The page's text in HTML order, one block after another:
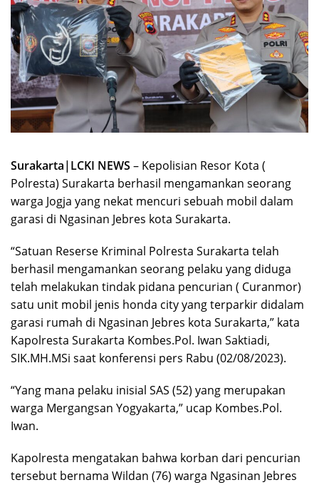
Surakarta|LCKI NEWS – Kepolisian Resor Kota (
Polresta) Surakarta berhasil mengamankan seorang
warga Jogja yang nekat mencuri sebuah mobil dalam
garasi di Ngasinan Jebres kota Surakarta.
“Satuan Reserse Kriminal Polresta Surakarta telah
berhasil mengamankan seorang pelaku yang diduga
telah melakukan tindak pidana pencurian ( Curanmor)
satu unit mobil jenis honda city yang terparkir didalam
garasi rumah di Ngasinan Jebres kota Surakarta,” kata
Kapolresta Surakarta Kombes.Pol. Iwan Saktiadi,
SIK.MH.MSi saat konferensi pers Rabu (02/08/2023).
“Yang mana pelaku inisial SAS (52) yang merupakan
warga Mergangsan Yogyakarta,” ucap Kombes.Pol.
Iwan.
Kapolresta mengatakan bahwa korban dari pencurian
tersebut bernama Wildan (76) warga Ngasinan Jebres